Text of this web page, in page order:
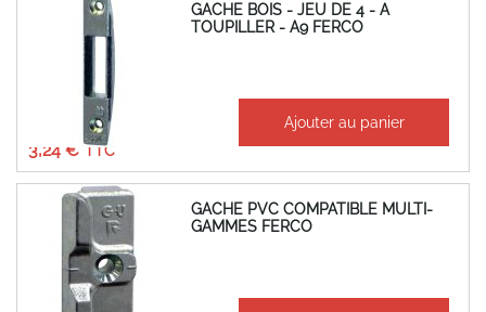
GACHE BOIS - JEU DE 4 - A
TOUPILLER - A9 FERCO
3,24 €
Ajouter au panier
GACHE PVC COMPATIBLE MULTI-
GAMMES FERCO
À partir de